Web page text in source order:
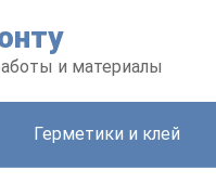
и материалы
Герметики и клей